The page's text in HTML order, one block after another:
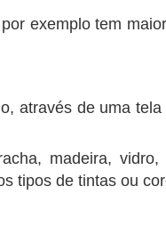
exemplo tem
através de uma
madeira,
tipos de tintas ou